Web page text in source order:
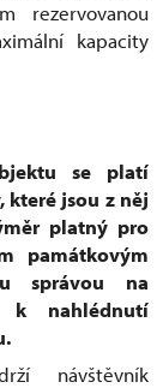
rezervovanou
kapacity
se platí
které jsou z něj
platný pro
památkovým
správou na
k nahlédnutí
návštěvník